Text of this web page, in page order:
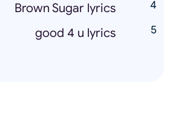
Brown Sugar lyrics
good 4 u lyrics